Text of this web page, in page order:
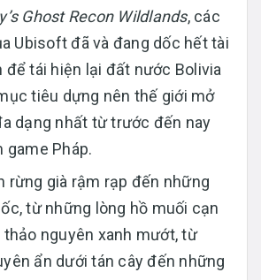
Ghost Recon Wildlands, các
Ubisoft đã và đang dốc hết tài
để tái hiện lại đất nước Bolivia
tiêu dựng nên thế giới mở
dạng nhất từ trước đến nay
game Pháp.
rừng già rậm rạp đến những
từ những lòng hồ muối cạn
nguyên xanh mướt, từ
ẩn dưới tán cây đến những